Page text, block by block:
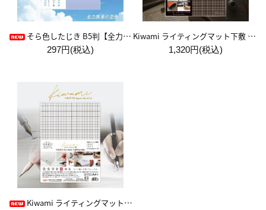
そら色したじき B5判【全力疾走の空色】
297円(税込)
Kiwami ライティングマット下敷 A4+【ブラウン&キャメル】
1,320円(税込)
Kiwami ライティングマット下敷 HAKU白薄【A4+方眼】